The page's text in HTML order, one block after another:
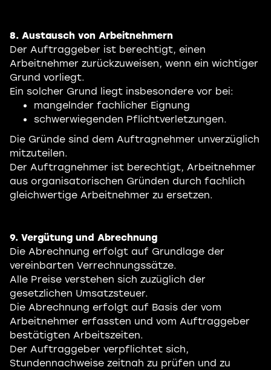
8. Austausch von Arbeitnehmern
Der Auftraggeber ist berechtigt, einen
Arbeitnehmer zurückzuweisen, wenn ein wichtiger
Grund vorliegt.
Ein solcher Grund liegt insbesondere vor bei:
mangelnder fachlicher Eignung
schwerwiegenden Pflichtverletzungen.
Die Gründe sind dem Auftragnehmer unverzüglich
mitzuteilen.
Der Auftragnehmer ist berechtigt, Arbeitnehmer
aus organisatorischen Gründen durch fachlich
gleichwertige Arbeitnehmer zu ersetzen.
9. Vergütung und Abrechnung
Die Abrechnung erfolgt auf Grundlage der
vereinbarten Verrechnungssätze.
Alle Preise verstehen sich zuzüglich der
gesetzlichen Umsatzsteuer.
Die Abrechnung erfolgt auf Basis der vom
Arbeitnehmer erfassten und vom Auftraggeber
bestätigten Arbeitszeiten.
Der Auftraggeber verpflichtet sich,
Stundennachweise zeitnah zu prüfen und zu